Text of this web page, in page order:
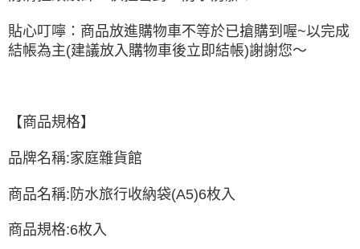
每筆NT$60，滿NT$499(含以上)免運費
付款後7-11取貨
每筆NT$80，滿NT$799(含以上)免運費
宅配
貼心叮嚀：商品放進購物車不等於已搶購到喔~以完成
結帳為主(建議放入購物車後立即結帳)謝謝您～
【商品規格】
品牌名稱:家庭雜貨館
商品名稱:防水旅行收納袋(A5)6枚入
商品規格:6枚入